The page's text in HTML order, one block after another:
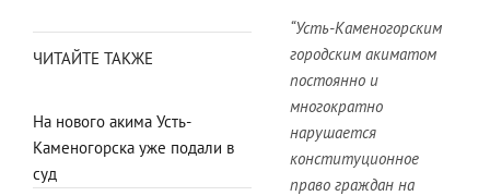
ЧИТАЙТЕ ТАКЖЕ
На нового акима Усть-
Каменогорска уже подали в
суд
“Усть-Каменогорским
городским акиматом
постоянно и
многократно
нарушается
конституционное
право граждан на